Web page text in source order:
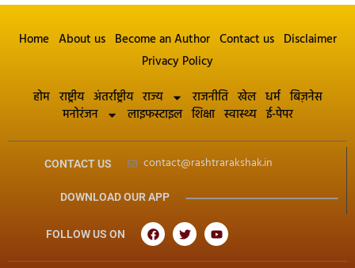
Home About us Become an Author Contact us Disclaimer
Privacy Policy
होम राष्ट्रीय अंतर्राष्ट्रीय राज्य राजनीति खेल धर्म बिज़नेस
मनोरंजन
लाइफस्टाइल शिक्षा स्वास्थ्य ई-पेपर
CONTACT US contact@rashtrarakshak.in
DOWNLOAD OUR APP
FOLLOW US ON